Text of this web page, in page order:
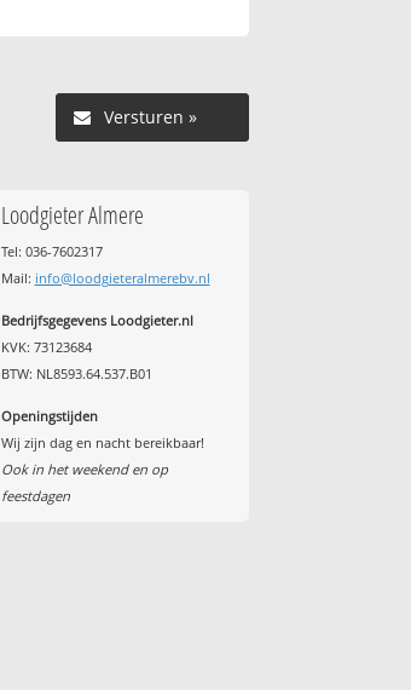
Versturen »
Loodgieter Almere
Tel: 036-7602317
Mail: info@loodgieteralmerebv.nl
Bedrijfsgegevens Loodgieter.nl
KVK: 73123684
BTW: NL8593.64.537.B01
Openingstijden
Wij zijn dag en nacht bereikbaar!
Ook in het weekend en op
feestdagen